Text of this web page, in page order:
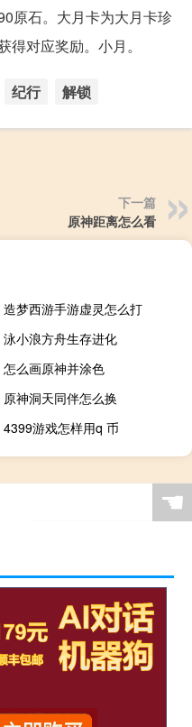
原石。大月卡为大月卡珍
对应奖励。小月。
纪行 解锁
下一篇
原神距离怎么看
造梦西游手游虚灵怎么打
泳小浪方舟生存进化
怎么画原神并涂色
原神洞天同伴怎么换
4399游戏怎样用q 币
☚